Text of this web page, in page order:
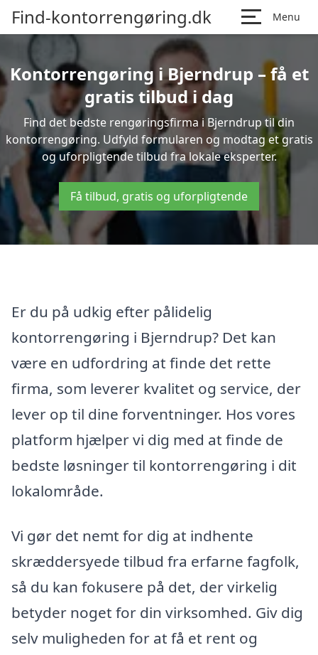
Find-kontorrengøring.dk Menu
Kontorrengøring i Bjerndrup – få et
gratis tilbud i dag
Find det bedste rengøringsfirma i Bjerndrup til din
kontorrengøring. Udfyld formularen og modtag et gratis
og uforpligtende tilbud fra lokale eksperter.
Få tilbud, gratis og uforpligtende
Er du på udkig efter pålidelig
kontorrengøring i Bjerndrup? Det kan
være en udfordring at finde det rette
firma, som leverer kvalitet og service, der
lever op til dine forventninger. Hos vores
platform hjælper vi dig med at finde de
bedste løsninger til kontorrengøring i dit
lokalområde.
Vi gør det nemt for dig at indhente
skræddersyede tilbud fra erfarne fagfolk,
så du kan fokusere på det, der virkelig
betyder noget for din virksomhed. Giv dig
selv muligheden for at få et rent og